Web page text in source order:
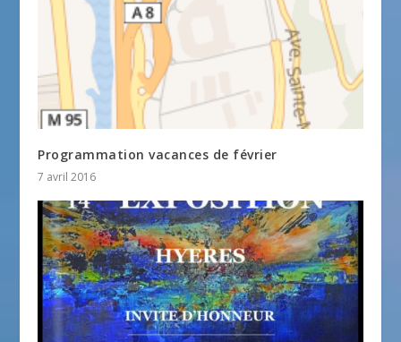
Programmation vacances de février
7 avril 2016